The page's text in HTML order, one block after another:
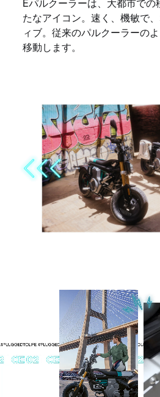
たなアイコン。速く、機敏で
ィブ。従来のパルクーラーの
移動します。